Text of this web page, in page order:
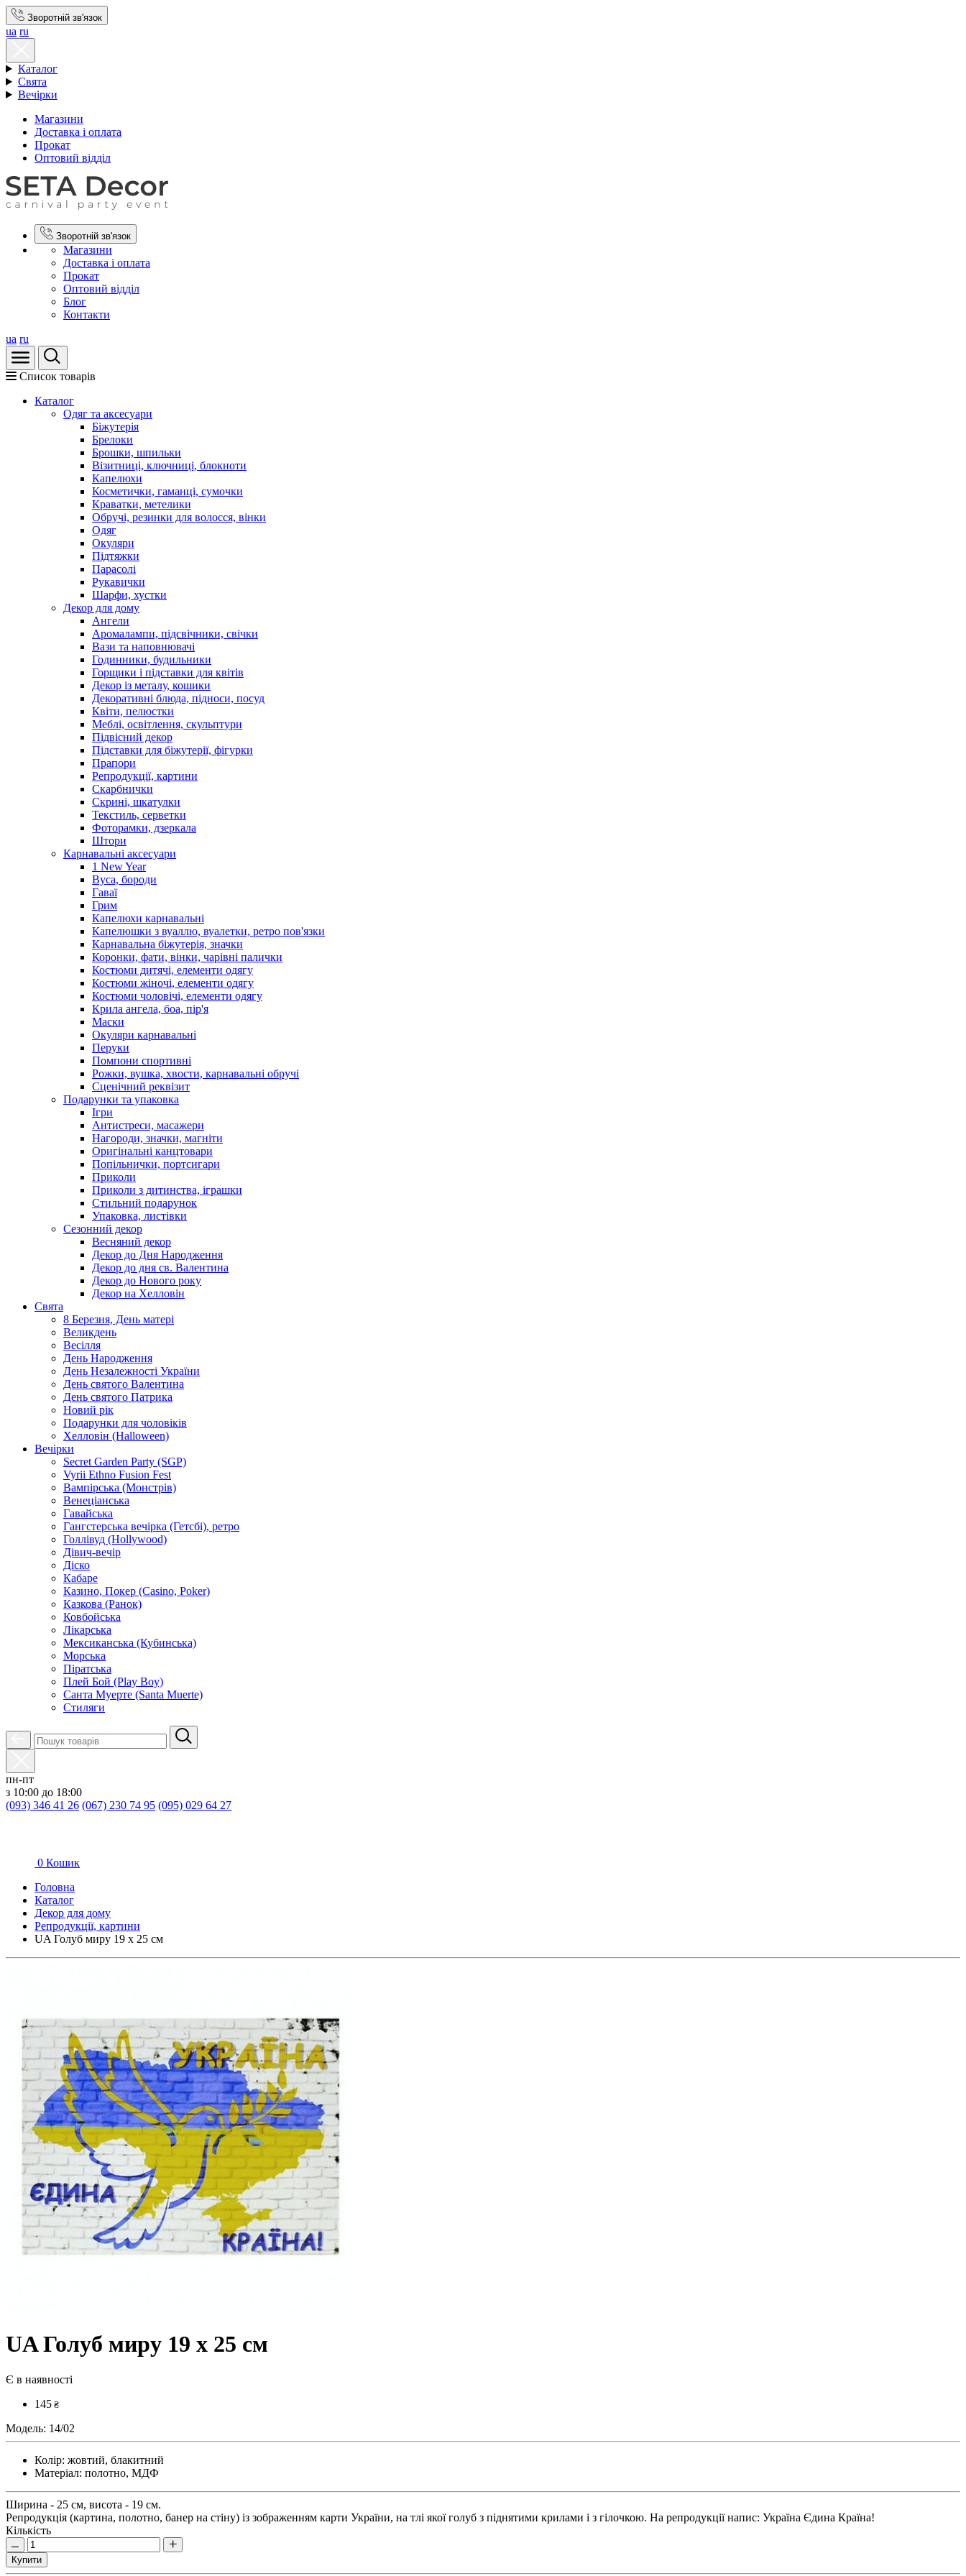
Зворотній зв'язок
ua ru
Каталог
Свята
Вечірки
Магазини
Доставка і оплата
Прокат
Оптовий відділ
Зворотній зв'язок
Магазини
Доставка і оплата
Прокат
Оптовий відділ
Блог
Контакти
ua ru
Список товарів
Каталог
Oдяг та аксесуари
Біжутерія
Брелоки
Брошки, шпильки
Візитниці, ключниці, блокноти
Капелюхи
Косметички, гаманці, сумочки
Краватки, метелики
Обручі, резинки для волосся, вінки
Одяг
Окуляри
Підтяжки
Парасолі
Рукавички
Шарфи, хустки
Декор для дому
Ангели
Аромалампи, підсвічники, свічки
Вази та наповнювачі
Годинники, будильники
Горщики і підставки для квітів
Декор із металу, кошики
Декоративні блюда, підноси, посуд
Квіти, пелюстки
Меблі, освітлення, скульптури
Підвісний декор
Підставки для біжутерії, фігурки
Прапори
Репродукції, картини
Скарбнички
Скрині, шкатулки
Текстиль, серветки
Фоторамки, дзеркала
Штори
Карнавальні аксесуари
1 New Year
Вуса, бороди
Гаваї
Грим
Капелюхи карнавальні
Капелюшки з вуаллю, вуалетки, ретро пов'язки
Карнавальна біжутерія, значки
Коронки, фати, вінки, чарівні палички
Костюми дитячі, елементи одягу
Костюми жіночі, елементи одягу
Костюми чоловічі, елементи одягу
Крила ангела, боа, пір'я
Маски
Окуляри карнавальні
Перуки
Помпони спортивні
Рожки, вушка, хвости, карнавальні обручі
Сценічний реквізит
Подарунки та упаковка
Ігри
Антистреси, масажери
Нагороди, значки, магніти
Оригінальні канцтовари
Попільнички, портсигари
Приколи
Приколи з дитинства, іграшки
Стильний подарунок
Упаковка, листівки
Сезонний декор
Весняний декор
Декор до Дня Народження
Декор до дня св. Валентина
Декор до Нового року
Декор на Хелловін
Свята
8 Березня, День матері
Великдень
Весілля
День Народження
День Незалежності України
День святого Валентина
День святого Патрика
Новий рік
Подарунки для чоловіків
Хелловін (Halloween)
Вечірки
Secret Garden Party (SGP)
Vyrii Ethno Fusion Fest
Вампірська (Монстрів)
Венеціанська
Гавайська
Гангстерська вечірка (Гетсбі), ретро
Голлівуд (Hollywood)
Дівич-вечір
Діско
Кабаре
Казино, Покер (Casino, Poker)
Казкова (Ранок)
Ковбойська
Лікарська
Мексиканська (Кубинська)
Морська
Піратська
Плей Бой (Play Boy)
Санта Муерте (Santa Muerte)
Стиляги
пн-пт
з 10:00 до 18:00
(093) 346 41 26 (067) 230 74 95 (095) 029 64 27
0 Кошик
Головна
Каталог
Декор для дому
Репродукції, картини
UA Голуб миру 19 х 25 см
UA Голуб миру 19 х 25 см
Є в наявності
145 ₴
Модель: 14/02
Колір: жовтий, блакитний
Матеріал: полотно, МДФ
Ширина - 25 см, висота - 19 см.
Репродукція (картина, полотно, банер на стіну) із зображенням карти України, на тлі якої голуб з піднятими крилами і з гілочкою. На репродукції напис: Україна Єдина Країна!
Кількість
Купити